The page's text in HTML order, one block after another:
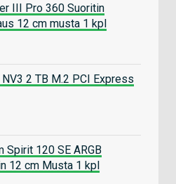
III Pro 360 Suoritin
12 cm musta 1 kpl
2 TB M.2 PCI Express
Spirit 120 SE ARGB
12 cm Musta 1 kpl